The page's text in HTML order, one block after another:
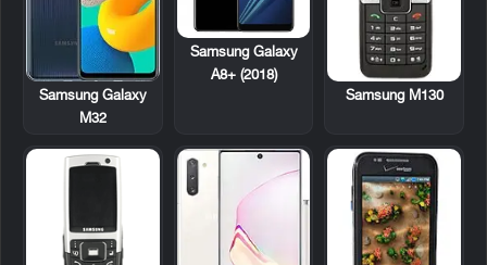
Samsung M130
Samsung Galaxy
A8+ (2018)
Samsung Galaxy
M32